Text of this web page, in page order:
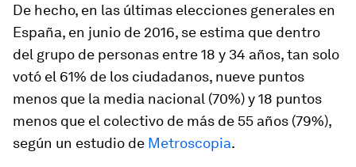
De hecho, en las últimas elecciones generales en
España, en junio de 2016, se estima que dentro
del grupo de personas entre 18 y 34 años, tan solo
votó el 61% de los ciudadanos, nueve puntos
menos que la media nacional (70%) y 18 puntos
menos que el colectivo de más de 55 años (79%),
según un estudio de Metroscopia.